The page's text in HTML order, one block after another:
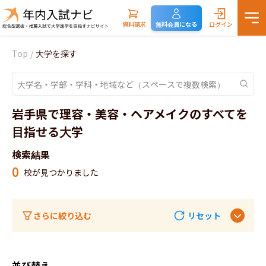
資料請求 無料会員になる ログイン
Top / 大学を探す
岩手県で理容・美容・ヘアメイクのすべてを
目指せる大学
検索結果
0 校が見つかりました
さらに絞り込む リセット